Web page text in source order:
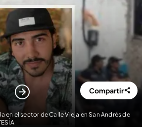
en el sector de Calle Vieja en San Andrés de
Compartir